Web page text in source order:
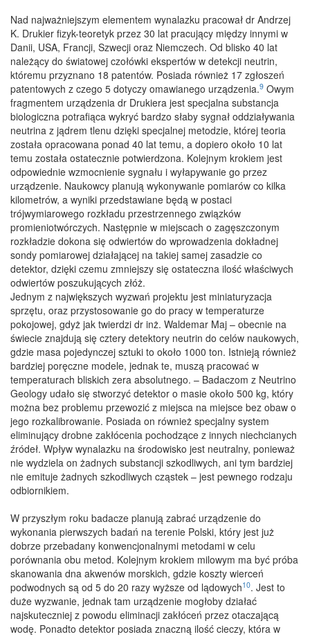
Nad najważniejszym elementem wynalazku pracował dr Andrzej
K. Drukier fizyk-teoretyk przez 30 lat pracujący między innymi w
Danii, USA, Francji, Szwecji oraz Niemczech. Od blisko 40 lat
należący do światowej czołówki ekspertów w detekcji neutrin,
któremu przyznano 18 patentów. Posiada również 17 zgłoszeń
patentowych z czego 5 dotyczy omawianego urządzenia.9 Owym
fragmentem urządzenia dr Drukiera jest specjalna substancja
biologiczna potrafiąca wykryć bardzo słaby sygnał oddziaływania
neutrina z jądrem tlenu dzięki specjalnej metodzie, której teoria
została opracowana ponad 40 lat temu, a dopiero około 10 lat
temu została ostatecznie potwierdzona. Kolejnym krokiem jest
odpowiednie wzmocnienie sygnału i wyłapywanie go przez
urządzenie. Naukowcy planują wykonywanie pomiarów co kilka
kilometrów, a wyniki przedstawiane będą w postaci
trójwymiarowego rozkładu przestrzennego związków
promieniotwórczych. Następnie w miejscach o zagęszczonym
rozkładzie dokona się odwiertów do wprowadzenia dokładnej
sondy pomiarowej działającej na takiej samej zasadzie co
detektor, dzięki czemu zmniejszy się ostateczna ilość właściwych
odwiertów poszukujących złóż.
Jednym z największych wyzwań projektu jest miniaturyzacja
sprzętu, oraz przystosowanie go do pracy w temperaturze
pokojowej, gdyż jak twierdzi dr inż. Waldemar Maj – obecnie na
świecie znajdują się cztery detektory neutrin do celów naukowych,
gdzie masa pojedynczej sztuki to około 1000 ton. Istnieją również
bardziej poręczne modele, jednak te, muszą pracować w
temperaturach bliskich zera absolutnego. – Badaczom z Neutrino
Geology udało się stworzyć detektor o masie około 500 kg, który
można bez problemu przewozić z miejsca na miejsce bez obaw o
jego rozkalibrowanie. Posiada on również specjalny system
eliminujący drobne zakłócenia pochodzące z innych niechcianych
źródeł. Wpływ wynalazku na środowisko jest neutralny, ponieważ
nie wydziela on żadnych substancji szkodliwych, ani tym bardziej
nie emituje żadnych szkodliwych cząstek – jest pewnego rodzaju
odbiornikiem.
W przyszłym roku badacze planują zabrać urządzenie do
wykonania pierwszych badań na terenie Polski, który jest już
dobrze przebadany konwencjonalnymi metodami w celu
porównania obu metod. Kolejnym krokiem milowym ma być próba
skanowania dna akwenów morskich, gdzie koszty wierceń
podwodnych są od 5 do 20 razy wyższe od lądowych10. Jest to
duże wyzwanie, jednak tam urządzenie mogłoby działać
najskuteczniej z powodu eliminacji zakłóceń przez otaczającą
wodę. Ponadto detektor posiada znaczną ilość cieczy, która w